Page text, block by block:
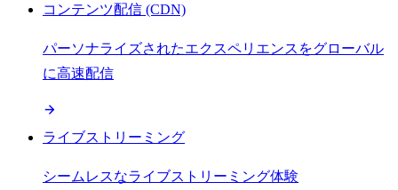
コンテンツ配信 (CDN)
パーソナライズされたエクスペリエンスをグローバル
に高速配信
ライブストリーミング
シームレスなライブストリーミング体験